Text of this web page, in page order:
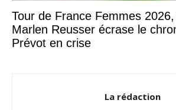
Tour de France Femmes
Marlen Reusser écrase le
Prévot en crise
La rédaction